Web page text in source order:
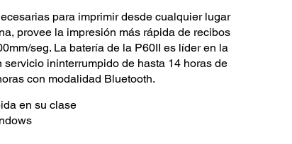
para imprimir desde cualquier lugar
provee la impresión más rápida de recibos
seg. La batería de la P60II es líder en la
ininterrumpido de hasta 14 horas de
con modalidad Bluetooth.
en su clase